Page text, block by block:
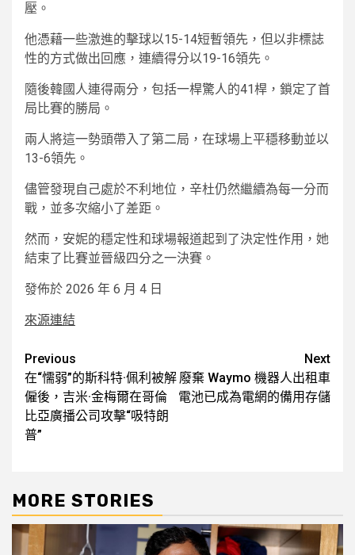
壓。
他憑藉一些激進的擊球以15-14短暫領先，但以非標誌
性的方式做出回應，連續得分以19-16領先。
隨後韓國人連得兩分，包括一桿驚人的41桿，鎖定了首
局比賽的勝局。
兩人將這一勢頭帶入了第二局，在球場上平穩移動並以
13-6領先。
儘管發現自己處於不利地位，辛杜仍然繼續為每一分而
戰，並多次縮小了差距。
然而，安妮的穩定性和球場報道起到了決定性作用，她
結束了比賽並晉級四分之一決賽。
發佈於 2026 年 6 月 4 日
來源連結
Post
navigation
Previous
在“懦弱”的斯科特·佩利被解
僱後，吉米·金梅爾在哥倫
比亞廣播公司攻擊“吸特朗
普”
Next
廢棄 Waymo 機器人出租車
電池已成為電網的備用存儲
MORE STORIES